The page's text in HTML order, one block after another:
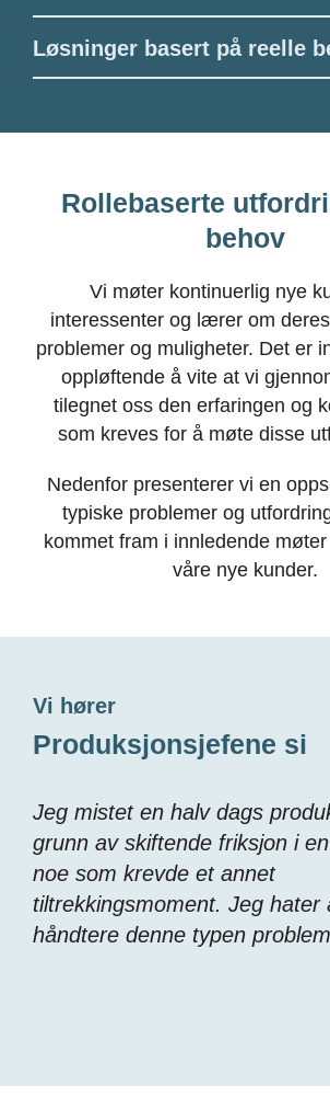
Løsninger basert på reelle
Rollebaserte
behov
Vi møter kontinuerlig nye
interessenter og lærer om
problemer og muligheter. Det er
oppløftende å vite at vi
tilegnet oss den erfaringen og
som kreves for å møte disse
Nedenfor presenterer vi en
typiske problemer og
kommet fram i innledende
våre nye kunder.
Vi hører
Produksjonsjefene si
Jeg mistet en halv dags
grunn av skiftende friksjon i
noe som krevde et annet
tiltrekkingsmoment. Jeg hater
håndtere denne typen